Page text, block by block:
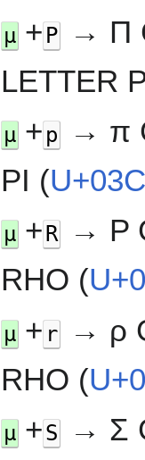
µ +P
→ Π
LETTER
µ +p
→ π
PI (
µ + R
→ Ρ
RHO (
µ + r
→ ρ
RHO (
µ +S
→ Σ